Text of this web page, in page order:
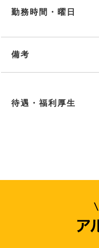
勤務時間・曜日
備考
待遇・福利厚生